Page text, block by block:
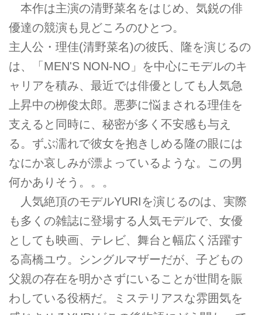
本作は主演の清野菜名をはじめ、気鋭の俳
優達の競演も見どころのひとつ。
主人公・理佳(清野菜名)の彼氏、隆を演じるの
は、「MEN'S NON-NO」を中心にモデルのキ
ャリアを積み、最近では俳優としても人気急
上昇中の栁俊太郎。悪夢に悩まされる理佳を
支えると同時に、秘密が多く不安感も与え
る。ずぶ濡れで彼女を抱きしめる隆の眼には
なにか哀しみが漂よっているような。この男
何かありそう。。。
人気絶頂のモデルYURIを演じるのは、実際
も多くの雑誌に登場する人気モデルで、女優
としても映画、テレビ、舞台と幅広く活躍す
る高橋ユウ。シングルマザーだが、子どもの
父親の存在を明かさずにいることが世間を賑
わしている役柄だ。ミステリアスな雰囲気を